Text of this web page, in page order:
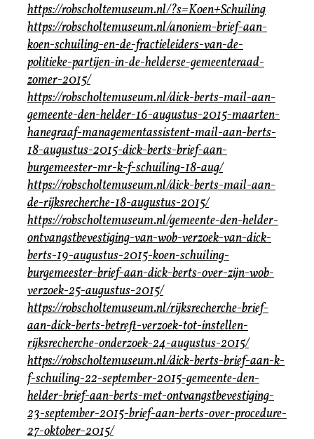
https://robscholtemuseum.nl/?s=Koen+Schuiling
https://robscholtemuseum.nl/anoniem-brief-aan-
koen-schuiling-en-de-fractieleiders-van-de-
politieke-partijen-in-de-helderse-gemeenteraad-
zomer-2015/
https://robscholtemuseum.nl/dick-berts-mail-aan-
gemeente-den-helder-16-augustus-2015-maarten-
hanegraaf-managementassistent-mail-aan-berts-
18-augustus-2015-dick-berts-brief-aan-
burgemeester-mr-k-f-schuiling-18-aug/
https://robscholtemuseum.nl/dick-berts-mail-aan-
de-rijksrecherche-18-augustus-2015/
https://robscholtemuseum.nl/gemeente-den-helder-
ontvangstbevestiging-van-wob-verzoek-van-dick-
berts-19-augustus-2015-koen-schuiling-
burgemeester-brief-aan-dick-berts-over-zijn-wob-
verzoek-25-augustus-2015/
https://robscholtemuseum.nl/rijksrecherche-brief-
aan-dick-berts-betreft-verzoek-tot-instellen-
rijksrecherche-onderzoek-24-augustus-2015/
https://robscholtemuseum.nl/dick-berts-brief-aan-k-
f-schuiling-22-september-2015-gemeente-den-
helder-brief-aan-berts-met-ontvangstbevestiging-
23-september-2015-brief-aan-berts-over-procedure-
27-oktober-2015/